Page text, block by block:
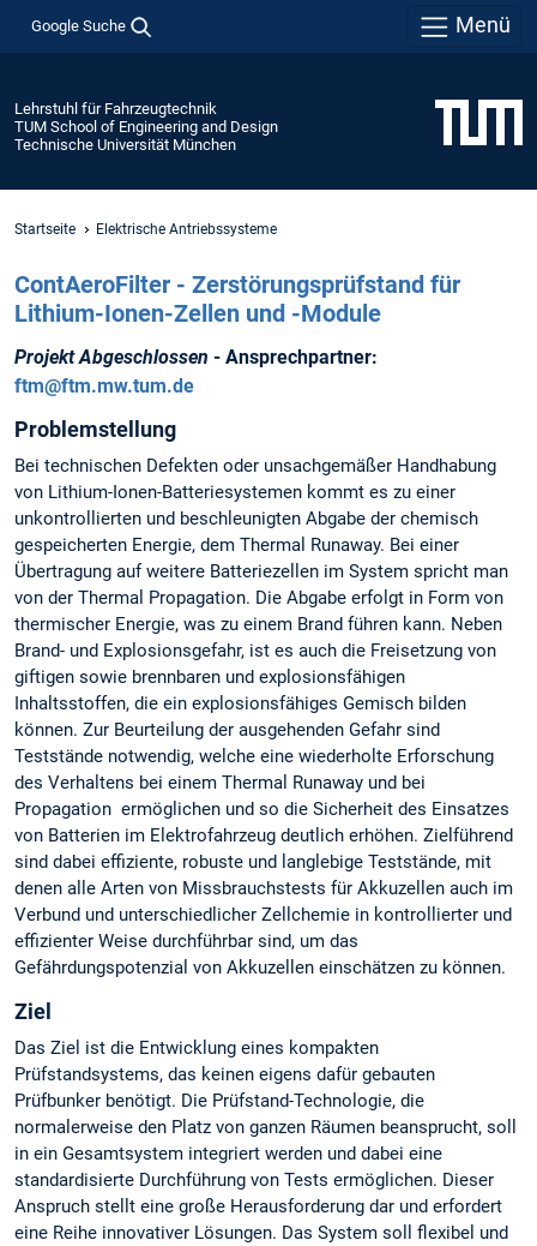
Google Suche Menü
Lehrstuhl für Fahrzeugtechnik
TUM School of Engineering and Design
Technische Universität München
Startseite Elektrische Antriebssysteme
ContAeroFilter - Zerstörungsprüfstand für
Lithium-Ionen-Zellen und -Module
Projekt Abgeschlossen - Ansprechpartner:
ftm@ftm.mw.tum.de
Problemstellung
Bei technischen Defekten oder unsachgemäßer Handhabung
von Lithium-Ionen-Batteriesystemen kommt es zu einer
unkontrollierten und beschleunigten Abgabe der chemisch
gespeicherten Energie, dem Thermal Runaway. Bei einer
Übertragung auf weitere Batteriezellen im System spricht man
von der Thermal Propagation. Die Abgabe erfolgt in Form von
thermischer Energie, was zu einem Brand führen kann. Neben
Brand- und Explosionsgefahr, ist es auch die Freisetzung von
giftigen sowie brennbaren und explosionsfähigen
Inhaltsstoffen, die ein explosionsfähiges Gemisch bilden
können. Zur Beurteilung der ausgehenden Gefahr sind
Teststände notwendig, welche eine wiederholte Erforschung
des Verhaltens bei einem Thermal Runaway und bei
Propagation ermöglichen und so die Sicherheit des Einsatzes
von Batterien im Elektrofahrzeug deutlich erhöhen. Zielführend
sind dabei effiziente, robuste und langlebige Teststände, mit
denen alle Arten von Missbrauchstests für Akkuzellen auch im
Verbund und unterschiedlicher Zellchemie in kontrollierter und
effizienter Weise durchführbar sind, um das
Gefährdungspotenzial von Akkuzellen einschätzen zu können.
Ziel
Das Ziel ist die Entwicklung eines kompakten
Prüfstandsystems, das keinen eigens dafür gebauten
Prüfbunker benötigt. Die Prüfstand-Technologie, die
normalerweise den Platz von ganzen Räumen beansprucht, soll
in ein Gesamtsystem integriert werden und dabei eine
standardisierte Durchführung von Tests ermöglichen. Dieser
Anspruch stellt eine große Herausforderung dar und erfordert
eine Reihe innovativer Lösungen. Das System soll flexibel und